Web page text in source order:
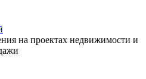
на проектах недвижимости и